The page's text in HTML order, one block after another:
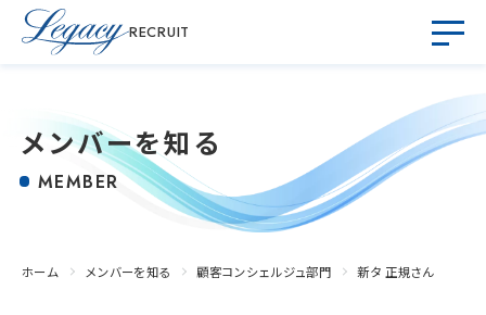
RECRUIT
メンバーを知る
MEMBER
ホーム メンバーを知る 顧客コンシェルジュ部門 新タ 正規さん